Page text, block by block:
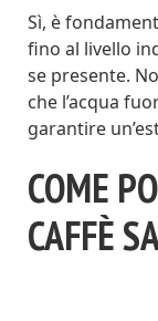
Sì, è
fino al livello
se presente.
che l’acqua
garantire
COME
CAFFÈ